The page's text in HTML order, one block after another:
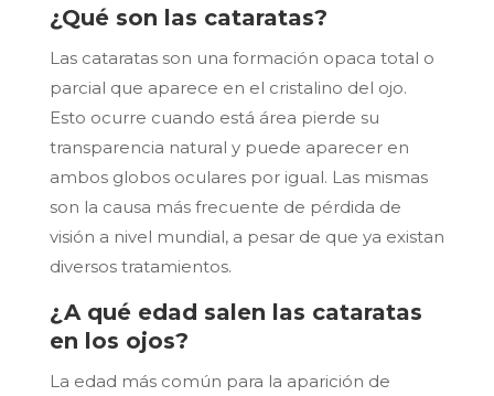
¿Qué son las cataratas?
Las cataratas son una formación opaca total o
parcial que aparece en el cristalino del ojo.
Esto ocurre cuando está área pierde su
transparencia natural y puede aparecer en
ambos globos oculares por igual. Las mismas
son la causa más frecuente de pérdida de
visión a nivel mundial, a pesar de que ya existan
diversos tratamientos.
¿A qué edad salen las cataratas
en los ojos?
La edad más común para la aparición de